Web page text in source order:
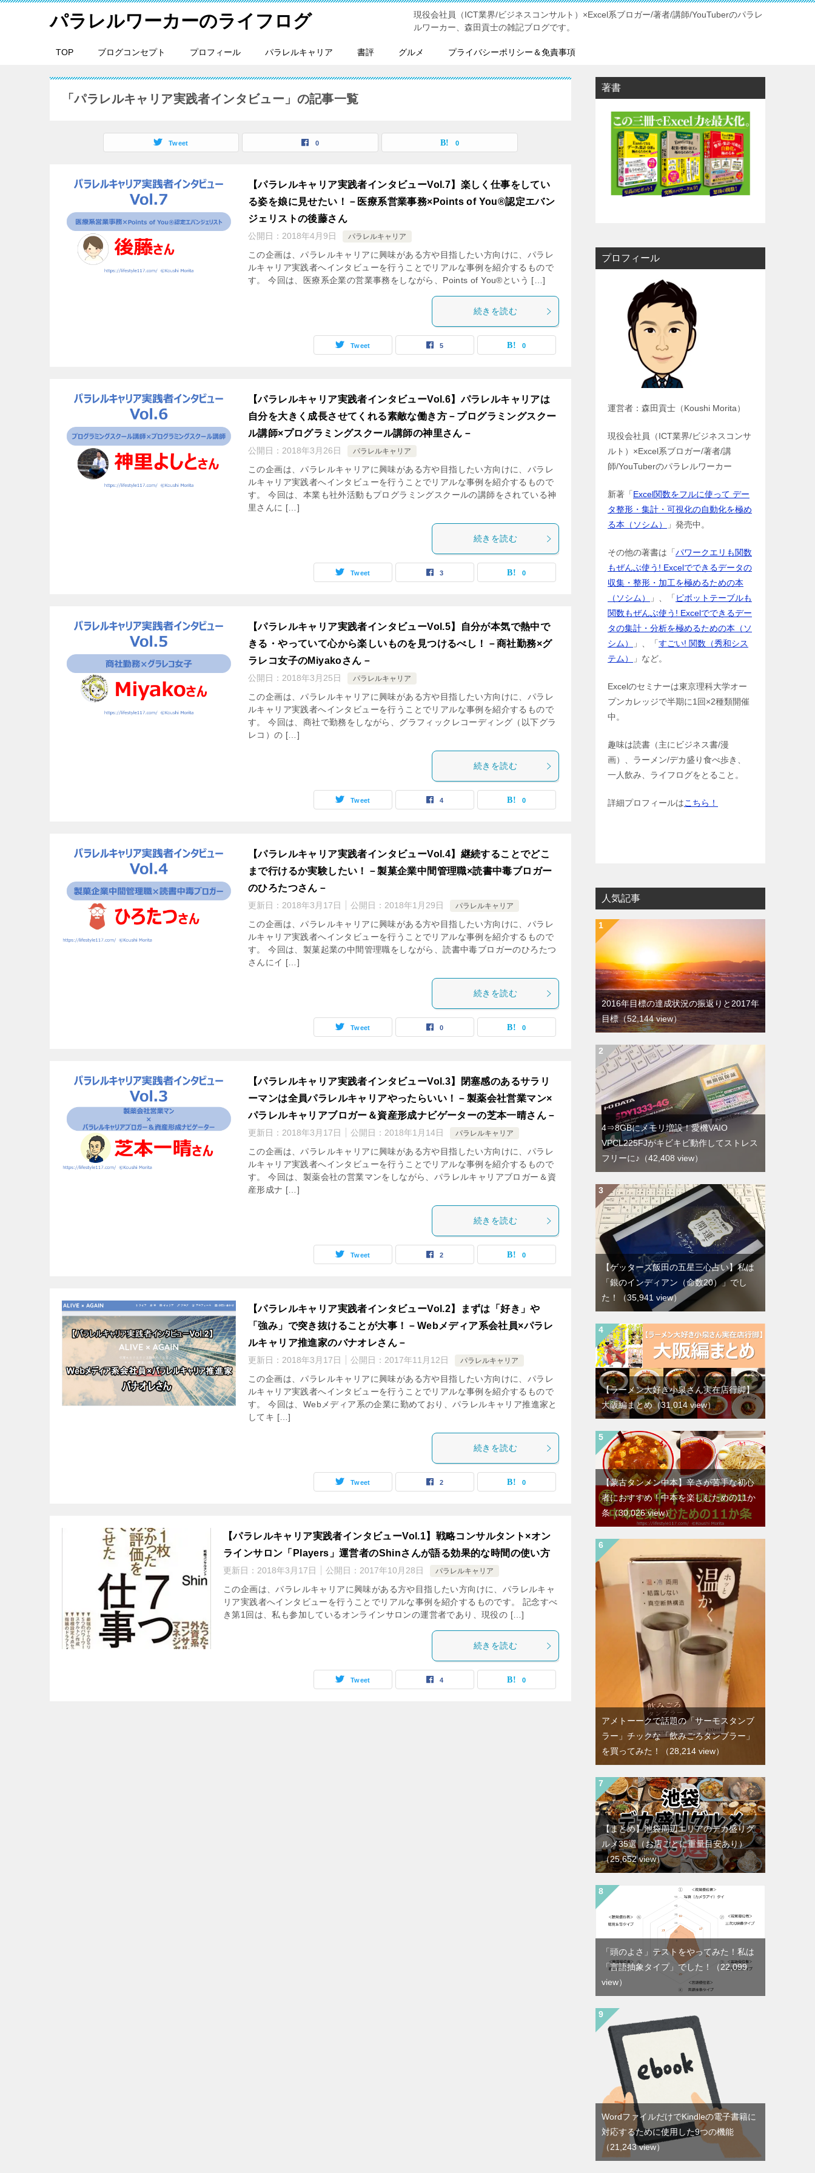
パラレルワーカーのライフログ
現役会社員（ICT業界/ビジネスコンサルト）×Excel系ブロガー/著者/講師/YouTuberのパラレ
ルワーカー、森田貢士の雑記ブログです。
TOP ブログコンセプト プロフィール パラレルキャリア 書評 グルメ プライバシーポリシー＆免責事項
「パラレルキャリア実践者インタビュー」の記事一覧
Tweet 0 0
【パラレルキャリア実践者インタビューVol.7】楽しく仕事をしてい
る姿を娘に見せたい！－医療系営業事務×Points of You®認定エバン
ジェリストの後藤さん
公開日： 2018年4月9日 パラレルキャリア
この企画は、パラレルキャリアに興味がある方や目指したい方向けに、パラレ
ルキャリア実践者へインタビューを行うことでリアルな事例を紹介するもので
す。 今回は、医療系企業の営業事務をしながら、Points of You®という […]
続きを読む
Tweet 5 0
【パラレルキャリア実践者インタビューVol.6】パラレルキャリアは
自分を大きく成長させてくれる素敵な働き方－プログラミングスクー
ル講師×プログラミングスクール講師の神里さん－
公開日： 2018年3月26日 パラレルキャリア
この企画は、パラレルキャリアに興味がある方や目指したい方向けに、パラレ
ルキャリア実践者へインタビューを行うことでリアルな事例を紹介するもので
す。 今回は、本業も社外活動もプログラミングスクールの講師をされている神
里さんに […]
続きを読む
Tweet 3 0
【パラレルキャリア実践者インタビューVol.5】自分が本気で熱中で
きる・やっていて心から楽しいものを見つけるべし！－商社勤務×グ
ラレコ女子のMiyakoさん－
公開日： 2018年3月25日 パラレルキャリア
この企画は、パラレルキャリアに興味がある方や目指したい方向けに、パラレ
ルキャリア実践者へインタビューを行うことでリアルな事例を紹介するもので
す。 今回は、商社で勤務をしながら、グラフィックレコーディング（以下グラ
レコ）の […]
続きを読む
Tweet 4 0
【パラレルキャリア実践者インタビューVol.4】継続することでどこ
まで行けるか実験したい！－製菓企業中間管理職×読書中毒ブロガー
のひろたつさん－
更新日： 2018年3月17日 公開日： 2018年1月29日 パラレルキャリア
この企画は、パラレルキャリアに興味がある方や目指したい方向けに、パラレ
ルキャリア実践者へインタビューを行うことでリアルな事例を紹介するもので
す。 今回は、製菓起業の中間管理職をしながら、読書中毒ブロガーのひろたつ
さんにイ […]
続きを読む
Tweet 0 0
【パラレルキャリア実践者インタビューVol.3】閉塞感のあるサラリ
ーマンは全員パラレルキャリアやったらいい！－製薬会社営業マン×
パラレルキャリアブロガー＆資産形成ナビゲーターの芝本一晴さん－
更新日： 2018年3月17日 公開日： 2018年1月14日 パラレルキャリア
この企画は、パラレルキャリアに興味がある方や目指したい方向けに、パラレ
ルキャリア実践者へインタビューを行うことでリアルな事例を紹介するもので
す。 今回は、製薬会社の営業マンをしながら、パラレルキャリアブロガー＆資
産形成ナ […]
続きを読む
Tweet 2 0
【パラレルキャリア実践者インタビューVol.2】まずは「好き」や
「強み」で突き抜けることが大事！－Webメディア系会社員×パラレ
ルキャリア推進家のバナオレさん－
更新日： 2018年3月17日 公開日： 2017年11月12日 パラレルキャリア
この企画は、パラレルキャリアに興味がある方や目指したい方向けに、パラレ
ルキャリア実践者へインタビューを行うことでリアルな事例を紹介するもので
す。 今回は、Webメディア系の企業に勤めており、パラレルキャリア推進家と
してキ […]
続きを読む
Tweet 2 0
【パラレルキャリア実践者インタビューVol.1】戦略コンサルタント×オン
ラインサロン「Players」運営者のShinさんが語る効果的な時間の使い方
更新日： 2018年3月17日 公開日： 2017年10月28日 パラレルキャリア
この企画は、パラレルキャリアに興味がある方や目指したい方向けに、パラレルキャ
リア実践者へインタビューを行うことでリアルな事例を紹介するものです。 記念すべ
き第1回は、私も参加しているオンラインサロンの運営者であり、現役の […]
続きを読む
Tweet 4 0
著書
プロフィール
運営者：森田貢士（Koushi Morita）
現役会社員（ICT業界/ビジネスコンサ
ルト）×Excel系ブロガー/著者/講
師/YouTuberのパラレルワーカー
新著「 Excel関数をフルに使って デー
タ整形・集計・可視化の自動化を極め
る本（ソシム）
」発売中。
その他の著書は「 パワークエリも関数
もぜんぶ使う! Excelでできるデータの
収集・整形・加工を極めるための本
（ソシム）
」、「 ピボットテーブルも
関数もぜんぶ使う! Excelでできるデー
タの集計・分析を極めるための本（ソ
シム）
」、「 すごい! 関数（秀和シス
テム）
」など。
Excelのセミナーは東京理科大学オー
プンカレッジで半期に1回×2種類開催
中。
趣味は読書（主にビジネス書/漫
画）、ラーメン/デカ盛り食べ歩き、
一人飲み、ライフログをとること。
詳細プロフィールはこちら！
人気記事
2016年目標の達成状況の振返りと2017年
目標（52,144 view）
4⇒8GBにメモリ増設！愛機VAIO
VPCL225FJがキビキビ動作してストレス
フリーに♪ （42,408 view）
【ゲッターズ飯田の五星三心占い】私は
「銀のインディアン（命数20）」でし
た！
（35,941 view）
【ラーメン大好き小泉さん実在店行脚】
大阪編まとめ（31,014 view）
【蒙古タンメン中本】辛さが苦手な初心
者におすすめ！中本を楽しむための11か
条（30,026 view）
アメトーークで話題の「サーモスタンブ
ラー」チックな「飲みごろタンブラー」
を買ってみた！
（28,214 view）
【まとめ】池袋周辺エリアのデカ盛りグ
ルメ35選（お店ごとに重量目安あり）
（25,652 view）
「頭のよさ」テストをやってみた！私は
「言語抽象タイプ」でした！
（22,099
view）
WordファイルだけでKindleの電子書籍に
対応するために使用した9つの機能
（21,243 view）